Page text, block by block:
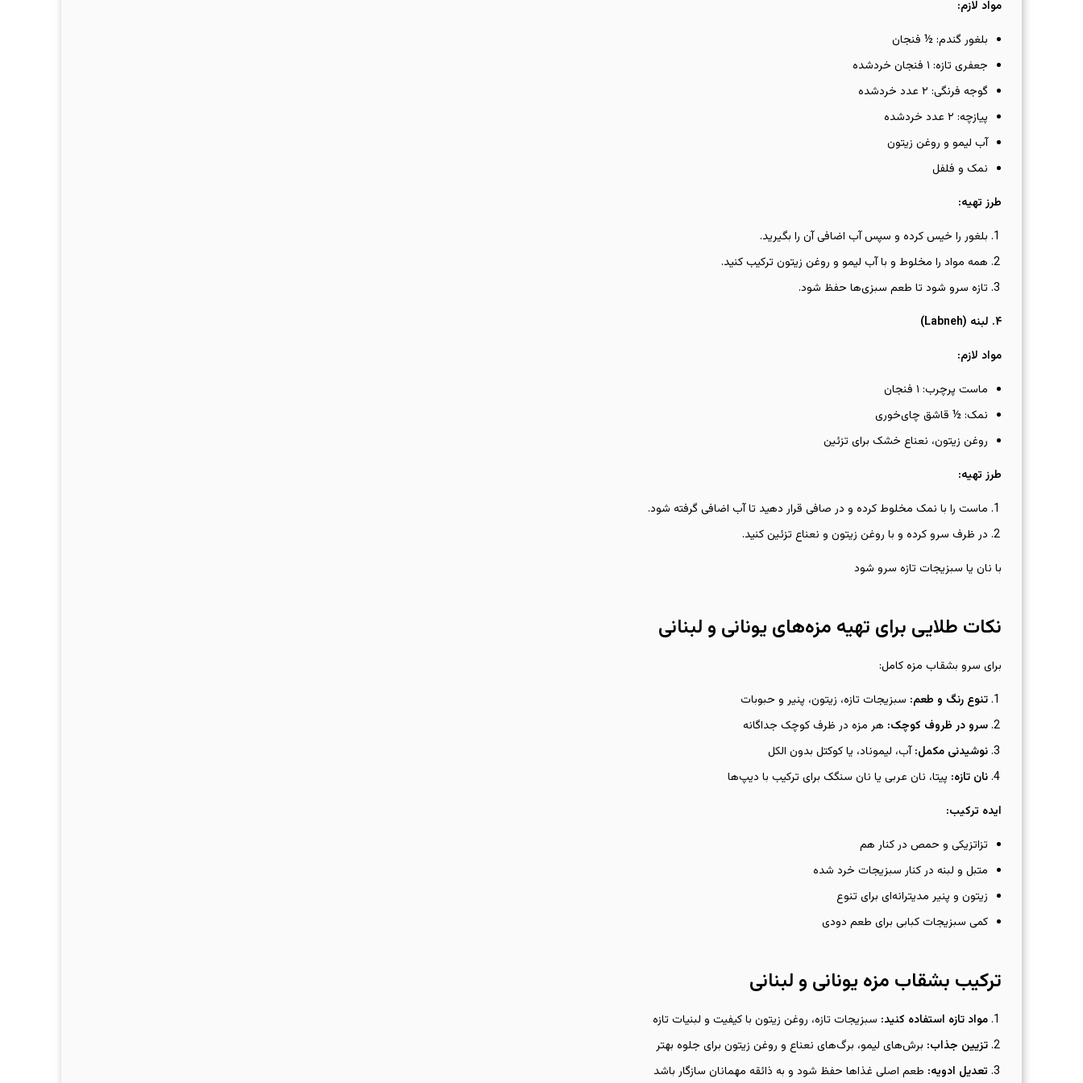
مواد لازم:
بلغور گندم: ½ فنجان
جعفری تازه: ۱ فنجان خردشده
گوجه فرنگی: ۲ عدد خردشده
پیازچه: ۲ عدد خردشده
آب لیمو و روغن زیتون
نمک و فلفل
طرز تهیه:
بلغور را خیس کرده و سپس آب اضافی آن را بگیرید.
همه مواد را مخلوط و با آب لیمو و روغن زیتون ترکیب کنید.
تازه سرو شود تا طعم سبزی‌ها حفظ شود.
۴. لبنه (Labneh)
مواد لازم:
ماست پرچرب: ۱ فنجان
نمک: ½ قاشق چای‌خوری
روغن زیتون، نعناع خشک برای تزئین
طرز تهیه:
ماست را با نمک مخلوط کرده و در صافی قرار دهید تا آب اضافی گرفته شود.
در ظرف سرو کرده و با روغن زیتون و نعناع تزئین کنید.
با نان یا سبزیجات تازه سرو شود
نکات طلایی برای تهیه مزه‌های یونانی و لبنانی
برای سرو بشقاب مزه کامل:
تنوع رنگ و طعم: سبزیجات تازه، زیتون، پنیر و حبوبات
سرو در ظروف کوچک: هر مزه در ظرف کوچک جداگانه
نوشیدنی مکمل:آب، لیموناد، یا کوکتل بدون الکل
نان تازه: پیتا، نان عربی یا نان سنگک برای ترکیب با دیپ‌ها
ایده ترکیب:
تزاتزیکی و حمص در کنار هم
متبل و لبنه در کنار سبزیجات خرد شده
زیتون و پنیر مدیترانه‌ای برای تنوع
کمی سبزیجات کبابی برای طعم دودی
ترکیب بشقاب مزه یونانی و لبنانی
مواد تازه استفاده کنید: سبزیجات تازه، روغن زیتون با کیفیت و لبنیات تازه
تزیین جذاب: برش‌های لیمو، برگ‌های نعناع و روغن زیتون برای جلوه بهتر
تعدیل ادویه: طعم اصلی غذاها حفظ شود و به ذائقه مهمانان سازگار باشد